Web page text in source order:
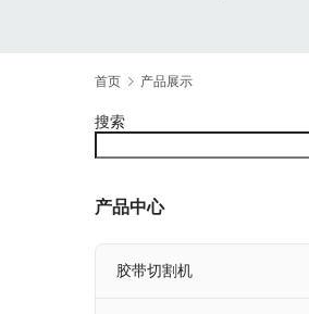
首页 产品展示
搜索
产品中心
胶带切割机